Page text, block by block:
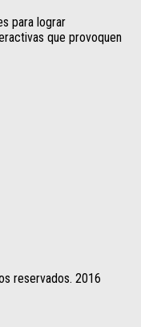
para lograr
que provoquen
reservados. 2016